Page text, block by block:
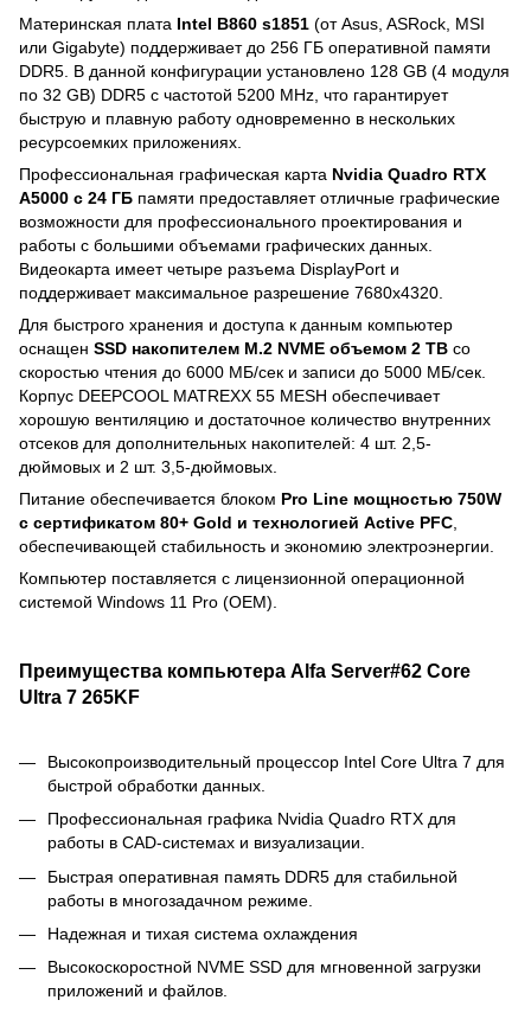
Материнская плата Intel B860 s1851 (от Asus, ASRock, MSI
или Gigabyte) поддерживает до 256 ГБ оперативной памяти
DDR5. В данной конфигурации установлено 128 GB (4 модуля
по 32 GB) DDR5 с частотой 5200 MHz, что гарантирует
быструю и плавную работу одновременно в нескольких
ресурсоемких приложениях.
Профессиональная графическая карта Nvidia Quadro RTX
A5000 с 24 ГБ памяти предоставляет отличные графические
возможности для профессионального проектирования и
работы с большими объемами графических данных.
Видеокарта имеет четыре разъема DisplayPort и
поддерживает максимальное разрешение 7680х4320.
Для быстрого хранения и доступа к данным компьютер
оснащен SSD накопителем M.2 NVME объемом 2 TB со
скоростью чтения до 6000 МБ/сек и записи до 5000 МБ/сек.
Корпус DEEPCOOL MATREXX 55 MESH обеспечивает
хорошую вентиляцию и достаточное количество внутренних
отсеков для дополнительных накопителей: 4 шт. 2,5-
дюймовых и 2 шт. 3,5-дюймовых.
Питание обеспечивается блоком Pro Line мощностью 750W
с сертификатом 80+ Gold и технологией Active PFC
обеспечивающей стабильность и экономию электроэнергии.
Компьютер поставляется с лицензионной операционной
системой Windows 11 Pro (OEM).
Преимущества компьютера Alfa Server#62 Core
Ultra 7 265KF
Высокопроизводительный процессор Intel Core Ultra 7 для
быстрой обработки данных.
Профессиональная графика Nvidia Quadro RTX для
работы в CAD-системах и визуализации.
Быстрая оперативная память DDR5 для стабильной
работы в многозадачном режиме.
Надежная и тихая система охлаждения
Высокоскоростной NVME SSD для мгновенной загрузки
приложений и файлов.